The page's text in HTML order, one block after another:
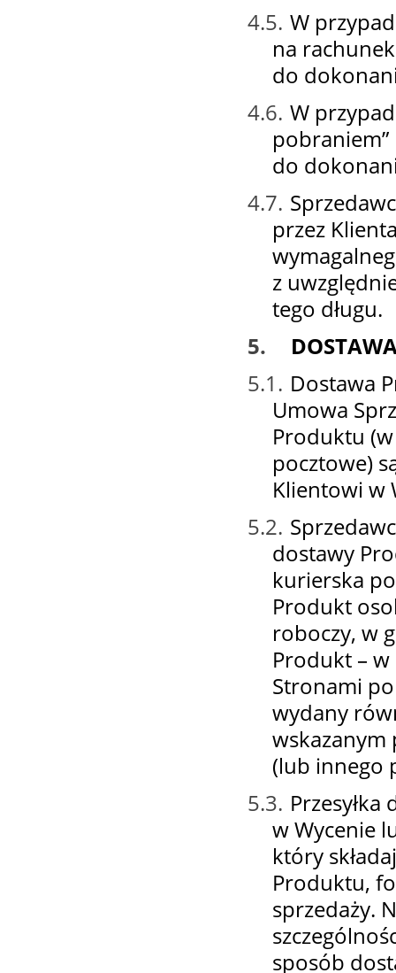
4.5. W
na
do
4.6. W
do
4.7.
przez
z
tego długu.
5.
5.1. Dostawa
Umowa
Produktu
pocztowe)
Klientowi w
5.2.
dostawy
kurierska
Produkt
roboczy, w
Produkt –
Stronami
wydany
wskazanym
(lub innego
5.3.
w Wycenie
który
Produktu,
sprzedaży.
sposób